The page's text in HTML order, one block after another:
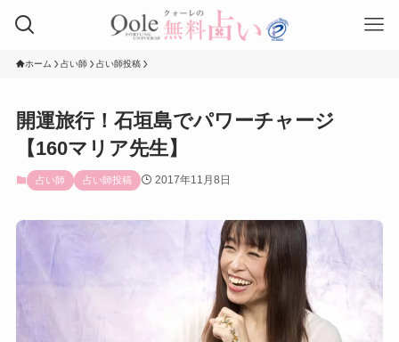
ホーム 占い師 占い師投稿
開運旅行！石垣島でパワーチャージ
【160マリア先生】
占い師 占い師投稿 2017年11月8日